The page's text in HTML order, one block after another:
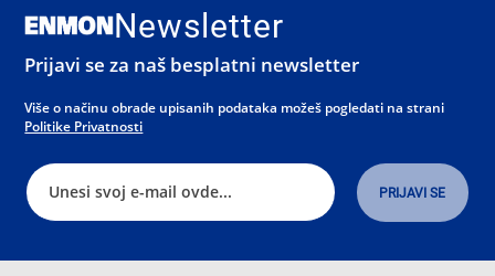
Newsletter
Prijavi se za naš besplatni newsletter
Više o načinu obrade upisanih podataka možeš pogledati na strani
Politike Privatnosti